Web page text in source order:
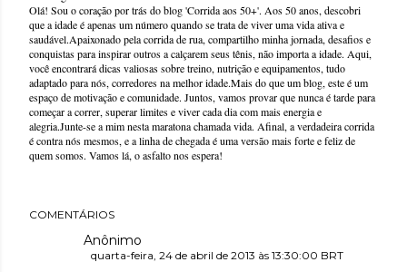
Olá! Sou o coração por trás do blog 'Corrida aos 50+'. Aos 50 anos, descobri
que a idade é apenas um número quando se trata de viver uma vida ativa e
saudável.Apaixonado pela corrida de rua, compartilho minha jornada, desafios e
conquistas para inspirar outros a calçarem seus tênis, não importa a idade. Aqui,
você encontrará dicas valiosas sobre treino, nutrição e equipamentos, tudo
adaptado para nós, corredores na melhor idade.Mais do que um blog, este é um
espaço de motivação e comunidade. Juntos, vamos provar que nunca é tarde para
começar a correr, superar limites e viver cada dia com mais energia e
alegria.Junte-se a mim nesta maratona chamada vida. Afinal, a verdadeira corrida
é contra nós mesmos, e a linha de chegada é uma versão mais forte e feliz de
quem somos. Vamos lá, o asfalto nos espera!
COMENTÁRIOS
Anônimo
quarta-feira, 24 de abril de 2013 às 13:30:00 BRT